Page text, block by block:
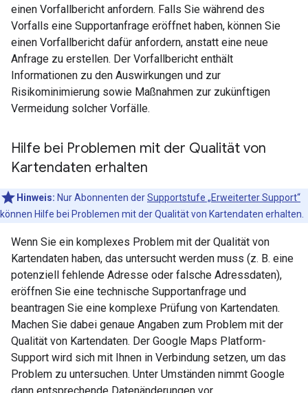
einen Vorfallbericht anfordern. Falls Sie während des
Vorfalls eine Supportanfrage eröffnet haben, können Sie
einen Vorfallbericht dafür anfordern, anstatt eine neue
Anfrage zu erstellen. Der Vorfallbericht enthält
Informationen zu den Auswirkungen und zur
Risikominimierung sowie Maßnahmen zur zukünftigen
Vermeidung solcher Vorfälle.
Hilfe bei Problemen mit der Qualität von
Kartendaten erhalten
Hinweis: Nur Abonnenten derSupportstufe „Erweiterter Support“
können Hilfe bei Problemen mit der Qualität von Kartendaten erhalten.
Wenn Sie ein komplexes Problem mit der Qualität von
Kartendaten haben, das untersucht werden muss (z. B. eine
potenziell fehlende Adresse oder falsche Adressdaten),
eröffnen Sie eine technische Supportanfrage und
beantragen Sie eine komplexe Prüfung von Kartendaten.
Machen Sie dabei genaue Angaben zum Problem mit der
Qualität von Kartendaten. Der Google Maps Platform-
Support wird sich mit Ihnen in Verbindung setzen, um das
Problem zu untersuchen. Unter Umständen nimmt Google